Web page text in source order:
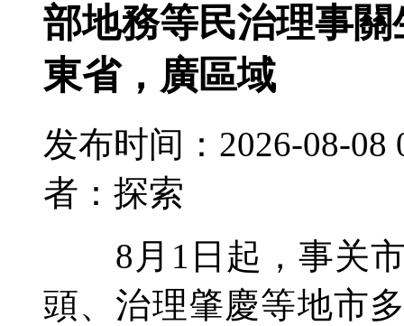
部地務等民治理事
東省，廣區域
发布时间：2026-08-08
者：探索
8月1日起，事关市
頭、治理肇慶等地市